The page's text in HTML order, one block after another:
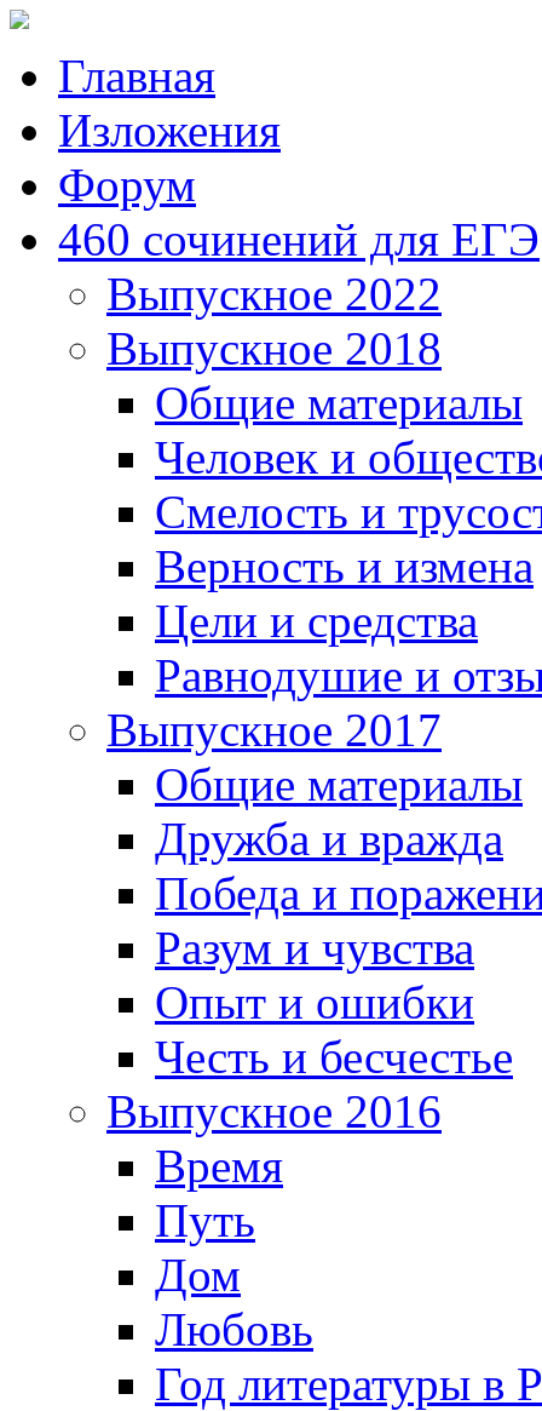
Главная
Изложения
Форум
460 сочинений для ЕГЭ
Выпускное 2022
Выпускное 2018
Общие материалы
Человек и
Смелость и
Верность и измена
Цели и средства
Равнодушие и
Выпускное 2017
Общие материалы
Дружба и вражда
Победа и
Разум и чувства
Опыт и ошибки
Честь и бесчестье
Выпускное 2016
Время
Путь
Дом
Любовь
Год литературы в